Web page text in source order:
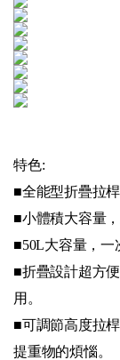
特色:
■全能型折疊拉
■小體積大容量
■50L大容量，一
■折疊設計超方
用。
■可調節高度拉
提重物的煩惱。